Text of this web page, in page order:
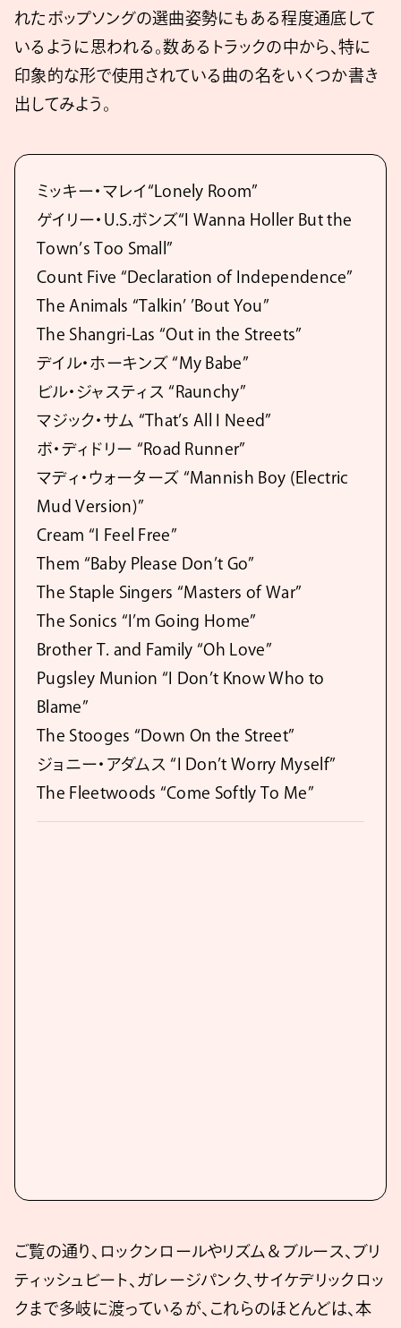
れたポップソングの選曲姿勢にもある程度通底して
いるように思われる。数あるトラックの中から、特に
印象的な形で使用されている曲の名をいくつか書き
出してみよう。
ミッキー・マレイ“Lonely Room”
ゲイリー・U.S.ボンズ“I Wanna Holler But the
Town’s Too Small”
Count Five “Declaration of Independence”
The Animals “Talkin’ ’Bout You”
The Shangri-Las “Out in the Streets”
デイル・ホーキンズ “My Babe”
ビル・ジャスティス “Raunchy”
マジック・サム “That’s All I Need”
ボ・ディドリー “Road Runner”
マディ・ウォーターズ “Mannish Boy (Electric
Mud Version)”
Cream “I Feel Free”
Them “Baby Please Don’t Go”
The Staple Singers “Masters of War”
The Sonics “I’m Going Home”
Brother T. and Family “Oh Love”
Pugsley Munion “I Don’t Know Who to
Blame”
The Stooges “Down On the Street”
ジョニー・アダムス “I Don’t Worry Myself”
The Fleetwoods “Come Softly To Me”
ご覧の通り、ロックンロールやリズム＆ブルース、ブリ
ティッシュビート、ガレージパンク、サイケデリックロッ
クまで多岐に渡っているが、これらのほとんどは、本